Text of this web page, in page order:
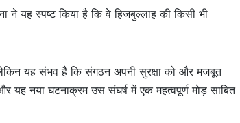
ने यह स्पष्ट किया है कि वे हिजबुल्लाह की किसी भी
यह संभव है कि संगठन अपनी सुरक्षा को और मजबूत
नया घटनाक्रम उस संघर्ष में एक महत्वपूर्ण मोड़ साबित